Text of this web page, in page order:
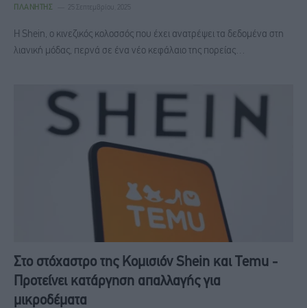
ΠΛΑΝΉΤΗΣ 25 Σεπτεμβρίου, 2025
Η Shein, ο κινεζικός κολοσσός που έχει ανατρέψει τα δεδομένα στη
λιανική μόδας, περνά σε ένα νέο κεφάλαιο της πορείας…
Στο στόχαστρο της Κομισιόν Shein και Temu -
Προτείνει κατάργηση απαλλαγής για
μικροδέματα